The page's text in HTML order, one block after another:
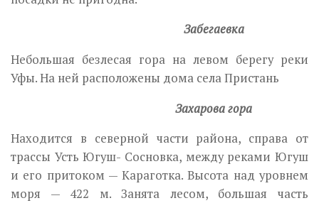
Забегаевка
Небольшая безлесая гора на левом берегу реки
Уфы. На ней расположены дома села Пристань
Захарова гора
Находится в северной части района, справа от
трассы Усть Югуш- Сосновка, между реками Югуш
и его притоком — Караготка. Высота над уровнем
моря — 422 м. Занята лесом, большая часть